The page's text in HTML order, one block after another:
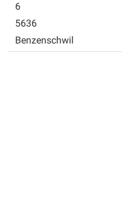
6
5636
Benzenschwil